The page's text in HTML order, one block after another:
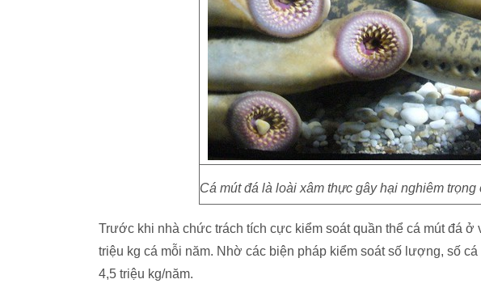
Cá mút đá là loài xâm thực gây hại nghiêm
Trước khi nhà chức trách tích cực kiểm soát quần thể cá mút đá ở
triệu kg cá mỗi năm. Nhờ các biện pháp kiểm soát số lượng, số
4,5 triệu kg/năm.